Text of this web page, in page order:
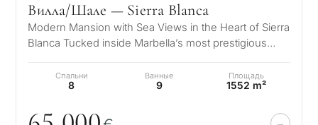
Вилла/Шале — Sierra Blanca
Modern Mansion with Sea Views in the Heart of Sierra
Blanca Tucked inside Marbella’s most prestigious
Спальни
8
Ванные
9
Площадь
1552 m²